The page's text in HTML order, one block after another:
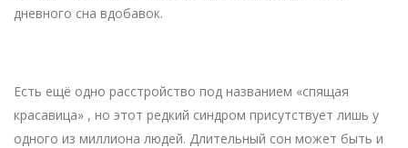
дневного сна вдобавок.
Есть ещё одно расстройство под названием «спящая
красавица» , но этот редкий синдром присутствует лишь у
одного из миллиона людей. Длительный сон может быть и